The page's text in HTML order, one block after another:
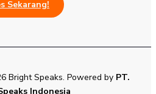
Sekarang!
Bright Speaks. Powered by PT.
Indonesia